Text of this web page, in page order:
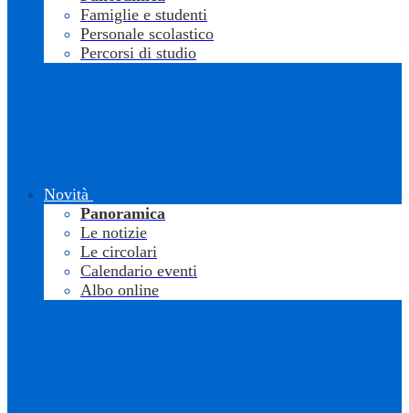
Famiglie e studenti
Personale scolastico
Percorsi di studio
Novità
Panoramica
Le notizie
Le circolari
Calendario eventi
Albo online